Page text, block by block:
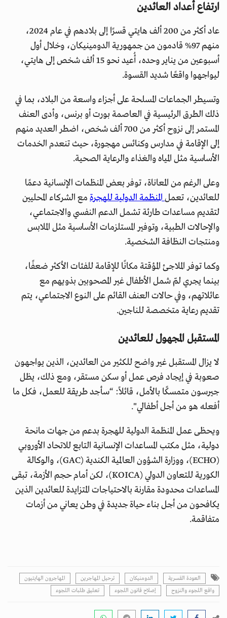
ارتفاع أعداد العائدين
عاد أكثر من 200 ألف هايتي قسرًا إلى بلادهم في عام 2024،
منهم 97% قادمون من جمهورية الدومينيكان، وخلال أول
أسبوعين من يناير وحده، أُعيد نحو 15 ألف شخص إلى هايتي،
ليواجهوا واقعًا شديد القسوة.
وتسيطر الجماعات المسلحة على أجزاء واسعة من البلاد، بما في
ذلك الطرق الرئيسية في العاصمة بورت أو برنس، وأدى العنف
المستمر إلى نزوح أكثر من 700 ألف شخص، اضطر العديد منهم
إلى الإقامة في مدارس وكنائس مهجورة، حيث تنعدم الخدمات
الأساسية مثل المياه والغذاء والرعاية الصحية.
وعلى الرغم من المعاناة، توفر بعض المنظمات الإنسانية دعمًا
للعائدين، تعملالمنظمة الدولية للهجرة مع الشركاء المحليين
لتقديم مساعدات طارئة تشمل الدعم النفسي والاجتماعي،
والإحالات الطبية، وتوفير المستلزمات الأساسية مثل الملابس
ومنتجات النظافة الشخصية.
وكما توفر الملاجئ المؤقتة مكانًا للإقامة للفئات الأكثر ضعفًا،
بينما يجري لمّ شمل الأطفال غير المصحوبين بذويهم مع
عائلاتهم، وفي حالات العنف القائم على النوع الاجتماعي، يتم
تقديم رعاية متخصصة للناجين.
المستقبل المجهول للعائدين
لا يزال المستقبل غير واضح للكثير من العائدين، الذين يواجهون
صعوبة في إيجاد فرص عمل أو سكن مستقر، ومع ذلك، يظل
جيرسون متمسكًا بالأمل، قائلاً: “سأجد طريقة للعمل، فكل ما
أفعله هو من أجل أطفالي".
ويحظى عمل المنظمة الدولية للهجرة بدعم من جهات مانحة
دولية، مثل مكتب المساعدات الإنسانية التابع للاتحاد الأوروبي
(ECHO)، ووزارة الشؤون العالمية الكندية (GAC)، والوكالة
الكورية للتعاون الدولي (KOICA)، لكن أمام حجم الأزمة، تبقى
المساعدات محدودة مقارنة بالاحتياجات المتزايدة للعائدين الذين
يكافحون من أجل بناء حياة جديدة في وطن يعاني من أزمات
متفاقمة.
العودة القسرية الدومنيكان ترحيل المهاجرين
المهاجرون الهايتيون
واقع اللجوء والنزوح
إصلاح قانون اللجوء تعليق طلبات اللجوء